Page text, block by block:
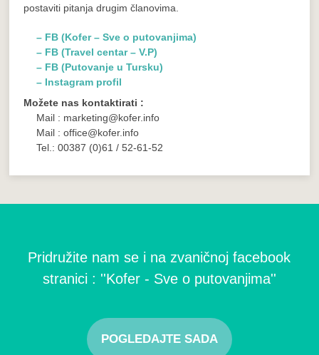
postaviti pitanja drugim članovima.
– FB (Kofer – Sve o putovanjima)
– FB (Travel centar – V.P)
– FB (Putovanje u Tursku)
– Instagram profil
Možete nas kontaktirati :
Mail : marketing@kofer.info
Mail : office@kofer.info
Tel.: 00387 (0)61 / 52-61-52
Pridružite nam se i na zvaničnoj facebook
stranici : ''Kofer - Sve o putovanjima''
POGLEDAJTE SADA